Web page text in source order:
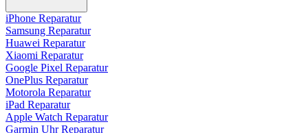
iPhone Reparatur
Samsung Reparatur
Huawei Reparatur
Xiaomi Reparatur
Google Pixel Reparatur
OnePlus Reparatur
Motorola Reparatur
iPad Reparatur
Apple Watch Reparatur
Garmin Uhr Reparatur